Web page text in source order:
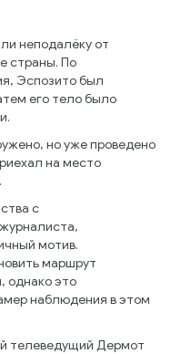
неподалёку от
страны. По
Эспозито был
его тело было
но уже проведено
на место
с
мотив.
маршрут
однако это
наблюдения в этом
телеведущий Дермот